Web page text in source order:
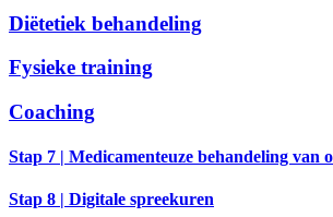
Diëtetiek behandeling
Fysieke training
Coaching
Stap 7 | Medicamenteuze behandeling van
Stap 8 | Digitale spreekuren